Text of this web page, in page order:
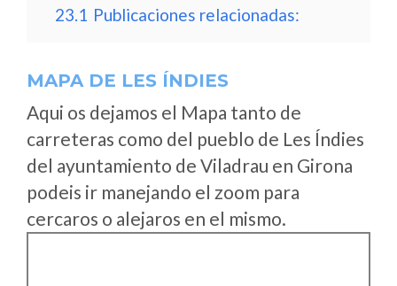
23.1 Publicaciones relacionadas:
MAPA DE LES ÍNDIES
Aqui os dejamos el Mapa tanto de
carreteras como del pueblo de Les Índies
del ayuntamiento de Viladrau en Girona
podeis ir manejando el zoom para
cercaros o alejaros en el mismo.